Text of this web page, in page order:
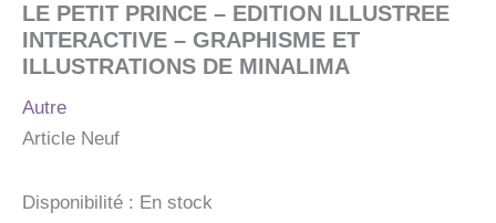
LE PETIT PRINCE – EDITION ILLUSTREE
INTERACTIVE – GRAPHISME ET
ILLUSTRATIONS DE MINALIMA
Autre
Article Neuf
Disponibilité : En stock